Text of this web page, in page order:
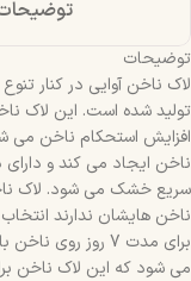
توضیحات
لاک ناخن آوایی در کنار
تولید شده است. این لاک
افزایش استحکام ناخن می
ناخن ایجاد می کند و
سریع خشک می شود. لاک
ناخن هایشان ندارند
برای مدت 7 روز
می شود که این لاک ناخن